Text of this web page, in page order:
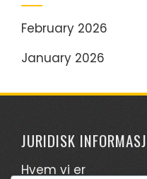
February 2026
January 2026
JURIDISK
Hvem vi er